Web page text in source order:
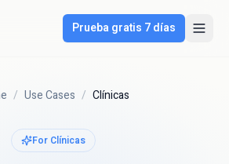
Prueba gratis 7 días
/ Use Cases / Clínicas
For Clínicas